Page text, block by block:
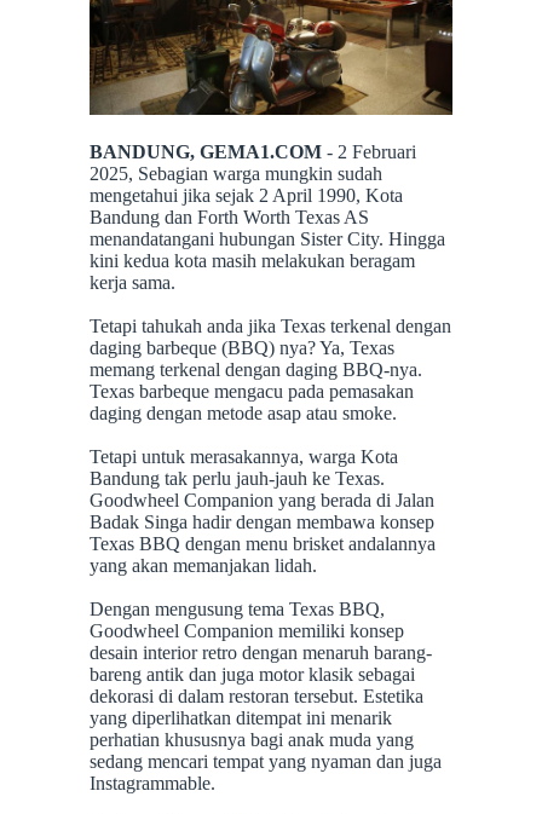
BANDUNG, GEMA1.COM - 2 Februari
2025, Sebagian warga mungkin sudah
mengetahui jika sejak 2 April 1990, Kota
Bandung dan Forth Worth Texas AS
menandatangani hubungan Sister City. Hingga
kini kedua kota masih melakukan beragam
kerja sama.
Tetapi tahukah anda jika Texas terkenal dengan
daging barbeque (BBQ) nya? Ya, Texas
memang terkenal dengan daging BBQ-nya.
Texas barbeque mengacu pada pemasakan
daging dengan metode asap atau smoke.
Tetapi untuk merasakannya, warga Kota
Bandung tak perlu jauh-jauh ke Texas.
Goodwheel Companion yang berada di Jalan
Badak Singa hadir dengan membawa konsep
Texas BBQ dengan menu brisket andalannya
yang akan memanjakan lidah.
Dengan mengusung tema Texas BBQ,
Goodwheel Companion memiliki konsep
desain interior retro dengan menaruh barang-
bareng antik dan juga motor klasik sebagai
dekorasi di dalam restoran tersebut. Estetika
yang diperlihatkan ditempat ini menarik
perhatian khususnya bagi anak muda yang
sedang mencari tempat yang nyaman dan juga
Instagrammable.